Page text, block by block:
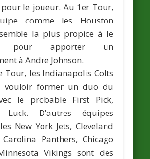
le joueur. Au 1er Tour,
comme les Houston
semble la plus propice à le
pour apporter un
à Andre Johnson.
Tour, les Indianapolis Colts
vouloir former un duo du
le probable First Pick,
Luck. D’autres équipes
New York Jets, Cleveland
Carolina Panthers, Chicago
Vikings sont des